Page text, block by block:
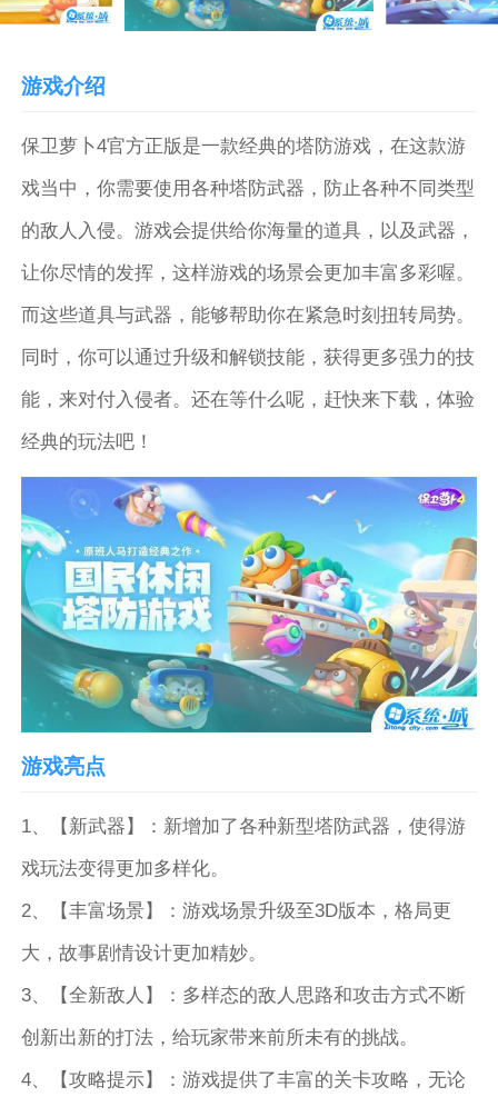
游戏介绍
保卫萝卜4官方正版是一款经典的塔防游戏，在这款游
戏当中，你需要使用各种塔防武器，防止各种不同类型
的敌人入侵。游戏会提供给你海量的道具，以及武器，
让你尽情的发挥，这样游戏的场景会更加丰富多彩喔。
而这些道具与武器，能够帮助你在紧急时刻扭转局势。
同时，你可以通过升级和解锁技能，获得更多强力的技
能，来对付入侵者。还在等什么呢，赶快来下载，体验
经典的玩法吧！
游戏亮点
1、【新武器】：新增加了各种新型塔防武器，使得游
戏玩法变得更加多样化。
2、【丰富场景】：游戏场景升级至3D版本，格局更
大，故事剧情设计更加精妙。
3、【全新敌人】：多样态的敌人思路和攻击方式不断
创新出新的打法，给玩家带来前所未有的挑战。
4、【攻略提示】：游戏提供了丰富的关卡攻略，无论